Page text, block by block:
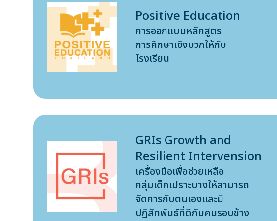
Positive Education
การออกเเบบหลักสูตร
การศึกษาเชิงบวกให้กับ
โรงเรียน
GRIs Growth and
Resilient Intervension
เครื่องมือเพื่อช่วยเหลือ
กลุ่มเด็กเปราะบางให้สามารถ
จัดการกับตนเองเเละมี
ปฏิสัทพันธ์ที่ดีกับคนรอบข้าง